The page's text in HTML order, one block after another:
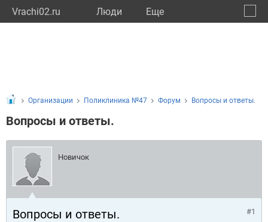
Vrachi02.ru Люди Eще
Организации Поликлиника №47 Форум Вопросы и ответы.
Вопросы и ответы.
Новичок
Вопросы и ответы. #1